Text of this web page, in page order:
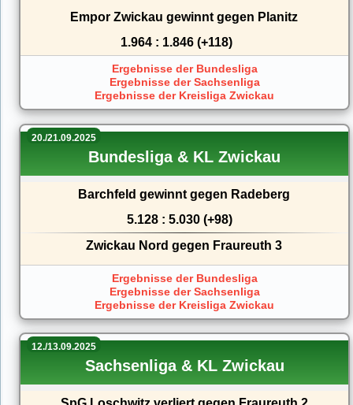
Empor Zwickau gewinnt gegen Planitz
1.964 : 1.846 (+118)
Ergebnisse der Bundesliga
Ergebnisse der Sachsenliga
Ergebnisse der Kreisliga Zwickau
20./21.09.2025
Bundesliga & KL Zwickau
Barchfeld gewinnt gegen Radeberg
5.128 : 5.030 (+98)
Zwickau Nord gegen Fraureuth 3
Ergebnisse der Bundesliga
Ergebnisse der Sachsenliga
Ergebnisse der Kreisliga Zwickau
12./13.09.2025
Sachsenliga & KL Zwickau